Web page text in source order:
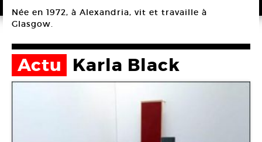
Née en 1972, à Alexandria, vit et travaille à
Glasgow.
Actu Karla Black